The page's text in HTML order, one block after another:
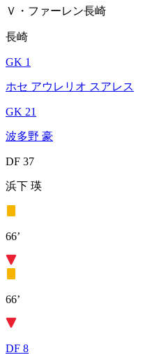
Ｖ・ファーレン長崎
長崎
GK 1
ホセ アウレリオ スアレス
GK 21
波多野 豪
DF 37
浜下 瑛
66’
66’
DF 8